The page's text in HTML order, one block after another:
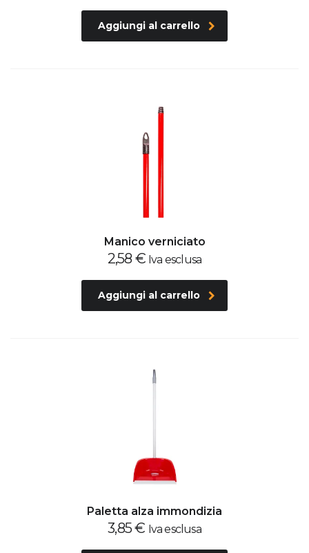
Aggiungi al carrello
Manico verniciato
2,58 € Iva esclusa
Aggiungi al carrello
Paletta alza immondizia
3,85€ Iva esclusa